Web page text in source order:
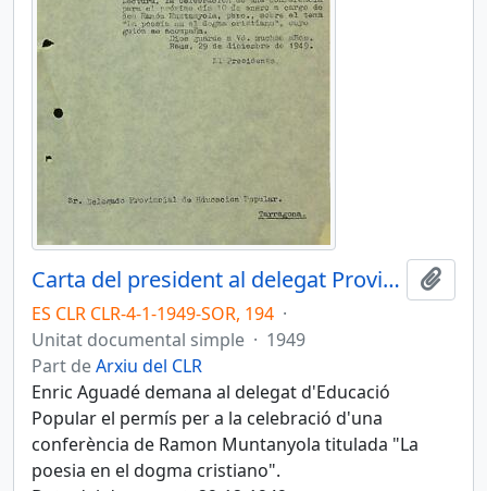
Carta del president al delegat Provincial d'Educació Popular sol·licitant una autorització per a poder celebrar una conferència de Ramon Muntanyola
ES CLR CLR-4-1-1949-SOR, 194 ·
Unitat documental simple · 1949
Part deArxiu del CLR
Enric Aguadé demana al delegat d'Educació
Popular el permís per a la celebració d'una
conferència de Ramon Muntanyola titulada "La
poesia en el dogma cristiano".